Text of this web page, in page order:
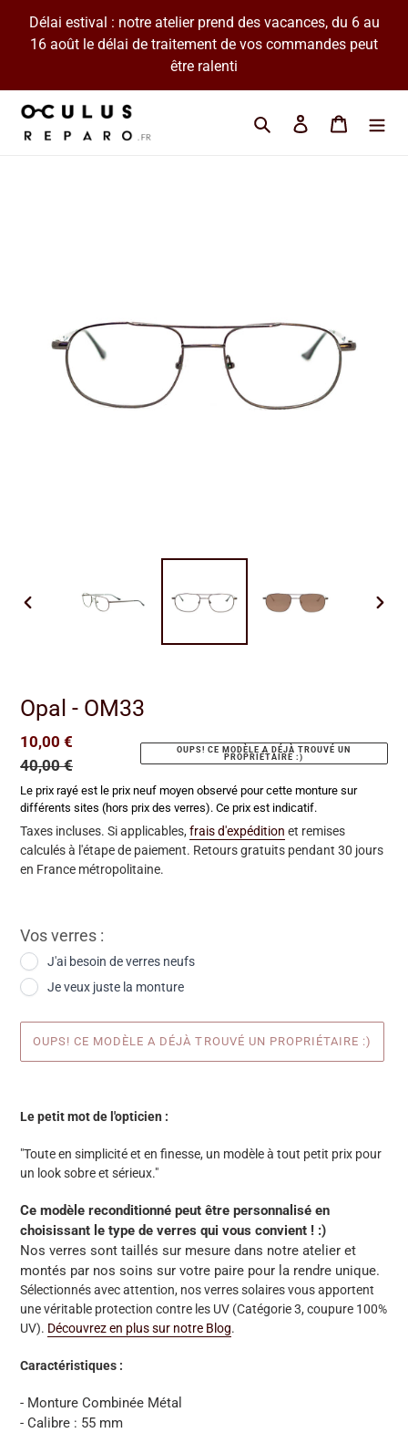
contenu
Délai estival : notre atelier prend des vacances, du 6 au
16 août le délai de traitement de vos commandes peut
être ralenti
Cherchez une
Se connecter
Panier
Opal - OM33
Prix
réduit
10,00 €
40,00 €
OUPS! CE MODÈLE A DÉJÀ TROUVÉ UN
PROPRIÉTAIRE :)
Le prix rayé est le prix neuf moyen observé pour cette monture sur
différents sites (hors prix des verres). Ce prix est indicatif.
Taxes incluses. Si applicables, frais d'expédition et remises
calculés à l'étape de paiement. Retours gratuits pendant 30 jours
en France métropolitaine.
Vos verres :
J'ai besoin de verres neufs
Je veux juste la monture
OUPS! CE MODÈLE A DÉJÀ TROUVÉ UN PROPRIÉTAIRE :)
paire
à
votre
Le petit mot de l'opticien :
"Toute en simplicité et en finesse, un modèle à tout petit prix pour
un look sobre et sérieux."
Ce modèle reconditionné peut être personnalisé en
choisissant le type de verres qui vous convient ! :)
Nos verres sont taillés sur mesure dans notre atelier et
montés par nos soins sur votre paire pour la rendre unique.
Sélectionnés avec attention, nos verres solaires vous apportent
une véritable protection contre les UV (Catégorie 3, coupure 100%
UV). Découvrez en plus sur notre Blog.
Caractéristiques :
- Monture Combinée Métal
- Calibre : 55 mm